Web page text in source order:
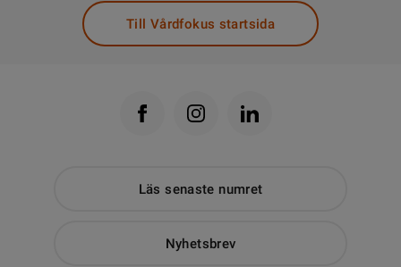
Till Vårdfokus startsida
Läs senaste numret
Nyhetsbrev